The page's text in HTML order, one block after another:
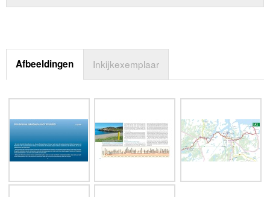
Afbeeldingen Inkijkexemplaar